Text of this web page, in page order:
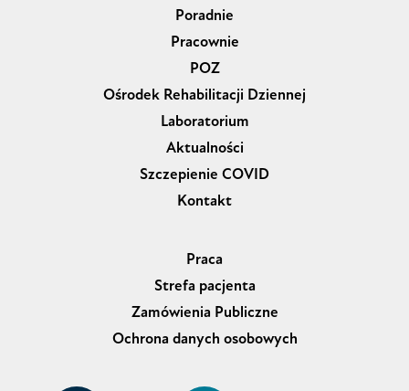
Poradnie
Pracownie
POZ
Ośrodek Rehabilitacji Dziennej
Laboratorium
Aktualności
Szczepienie COVID
Kontakt
Praca
Strefa pacjenta
Zamówienia Publiczne
Ochrona danych osobowych